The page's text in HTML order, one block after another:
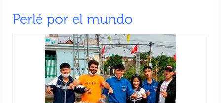
Perlé por el mundo